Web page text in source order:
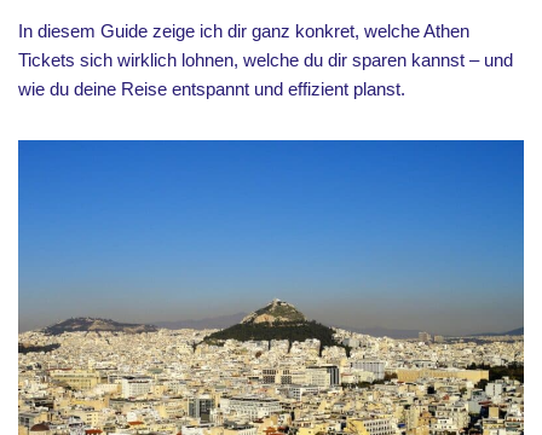
In diesem Guide zeige ich dir ganz konkret, welche Athen
Tickets sich wirklich lohnen, welche du dir sparen kannst – und
wie du deine Reise entspannt und effizient planst.